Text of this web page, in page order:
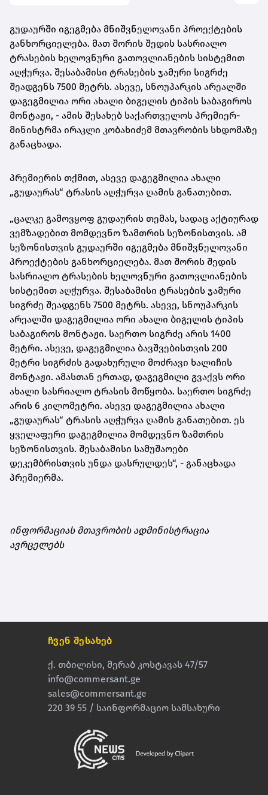
გუდაურში იგეგმება მნიშვნელოვანი პროექტების
განხორციელება. მათ შორის შედის სასრიალო
ტრასების ხელოვნური გათოვლიანების სისტემით
აღჭურვა. შესაბამისი ტრასების ჯამური სიგრძე
შეადგენს 7500 მეტრს. ასევე, სნოუპარკის არეალში
დაგეგმილია ორი ახალი ბიგელის ტიპის საბაგიროს
მონტაჟი, - ამის შესახებ საქართველოს პრემიერ-
მინისტრმა ირაკლი კობახიძემ მთავრობის სხდომაზე
განაცხადა.
პრემიერის თქმით, ასევე დაგეგმილია ახალი
„გუდაურას“ ტრასის აღჭურვა ღამის განათებით.
„ცალკე გამოვყოფ გუდაურის თემას, სადაც აქტიურად
ვემზადებით მომდევნო ზამთრის სეზონისთვის. ამ
სეზონისთვის გუდაურში იგეგმება მნიშვნელოვანი
პროექტების განხორციელება. მათ შორის შედის
სასრიალო ტრასების ხელოვნური გათოვლიანების
სისტემით აღჭურვა. შესაბამისი ტრასების ჯამური
სიგრძე შეადგენს 7500 მეტრს. ასევე, სნოუპარკის
არეალში დაგეგმილია ორი ახალი ბიგელის ტიპის
საბაგიროს მონტაჟი. საერთო სიგრძე არის 1400
მეტრი. ასევე, დაგეგმილია ბავშვებისთვის 200
მეტრი სიგრძის გადახურული მოძრავი ხალიჩის
მონტაჟი. ამასთან ერთად, დაგეგმილი გვაქვს ორი
ახალი სასრიალო ტრასის მოწყობა. საერთო სიგრძე
არის 6 კილომეტრი. ასევე დაგეგმილია ახალი
„გუდაურას“ ტრასის აღჭურვა ღამის განათებით. ეს
ყველაფერი დაგეგმილია მომდევნო ზამთრის
სეზონისთვის. შესაბამისი სამუშაოები
დეკემბრისთვის უნდა დასრულდეს“, - განაცხადა
პრემიერმა.
ინფორმაციას მთავრობის ადმინისტრაცია
ავრცელებს
ჩვენ შესახებ
ქ. თბილისი, მერაბ კოსტავას 47/57
info@commersant.ge
sales@commersant.ge
220 39 55 / საინფორმაციო სამსახური